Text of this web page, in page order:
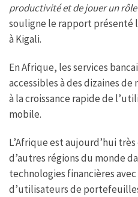
productivité et de jouer un
souligne le rapport présenté
à Kigali.
En Afrique, les services
accessibles à des dizaines
à la croissance rapide de
mobile.
L’Afrique est aujourd’hui
d’autres régions du monde
technologies financières
d’utilisateurs de